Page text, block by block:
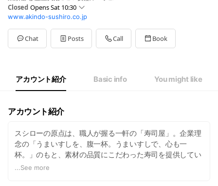
Closed Opens Sat 10:30
Mon11:00 - 23:00
Tue11:00 - 23:00
Wed11:00 - 23:00
Thu11:00 - 23:00
10:30 - 23:00
※年末年始・GW・お盆の営業内容はHPをご確認ください。
www.akindo-sushiro.co.jp
Chat Posts Call Book
アカウント紹介 Basic info You might like
アカウント紹介
スシローの原点は、職人が握る一軒の「寿司屋」。企業理
念の「うまいすしを、腹一杯。うまいすしで、心も一
杯。」のもと、素材の品質にこだわった寿司を提供してい
ます。
...See more